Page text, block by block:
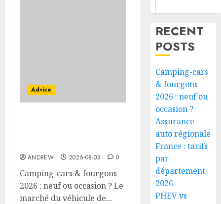
Advice
ANDREW 2026-08-03 0
Camping-cars & fourgons
2026 : neuf ou occasion ? Le
marché du véhicule de...
RECENT
POSTS
Camping-cars
& fourgons
2026 : neuf ou
occasion ?
Assurance
auto régionale
France : tarifs
par
département
2026
PHEV vs